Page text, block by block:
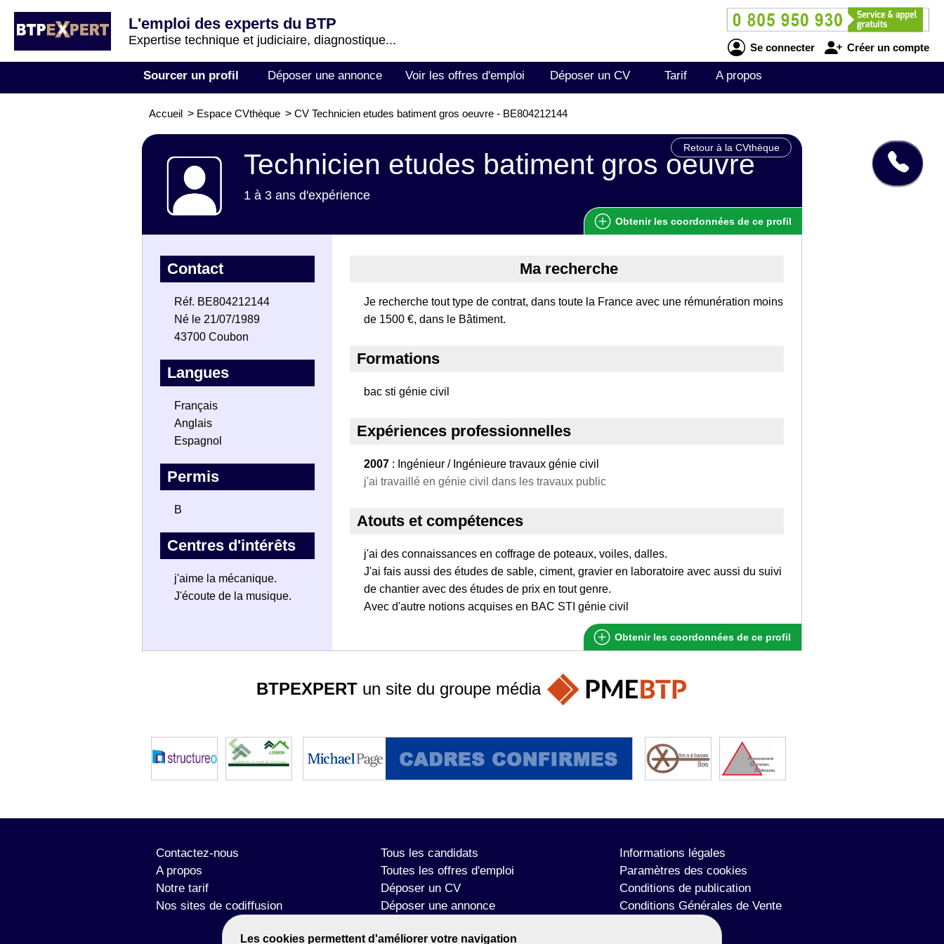
L'emploi des experts du BTP
Expertise technique et judiciaire, diagnostique...
Se connecter Créer un compte
Sourcer un profil Déposer une annonce Voir les offres d'emploi Déposer un CV Tarif A propos
Accueil > Espace CVthèque > CV Technicien etudes batiment gros oeuvre - BE804212144
Retour à la CVthèque
Technicien etudes batiment gros oeuvre
1 à 3 ans d'expérience
Obtenir les coordonnées de ce profil
Contact
Réf. BE804212144
Né le 21/07/1989
43700 Coubon
Langues
Français
Anglais
Espagnol
Permis
B
Centres d'intérêts
j'aime la mécanique.
J'écoute de la musique.
Ma recherche
Je recherche tout type de contrat, dans toute la France avec une rémunération moins
de 1500 €, dans le Bâtiment.
Formations
bac sti génie civil
Expériences professionnelles
2007 : Ingénieur / Ingénieure travaux génie civil
j'ai travaillé en génie civil dans les travaux public
Atouts et compétences
j'ai des connaissances en coffrage de poteaux, voiles, dalles.
J'ai fais aussi des études de sable, ciment, gravier en laboratoire avec aussi du suivi
de chantier avec des études de prix en tout genre.
Avec d'autre notions acquises en BAC STI génie civil
Obtenir les coordonnées de ce profil
Les cookies permettent d'améliorer votre navigation
BTPEXPERTun site du groupe média
Contactez-nous
A propos
Notre tarif
Nos sites de codiffusion
Tous les candidats
Toutes les offres d'emploi
Déposer un CV
Déposer une annonce
Informations légales
Paramètres des cookies
Conditions de publication
Conditions Générales de Vente